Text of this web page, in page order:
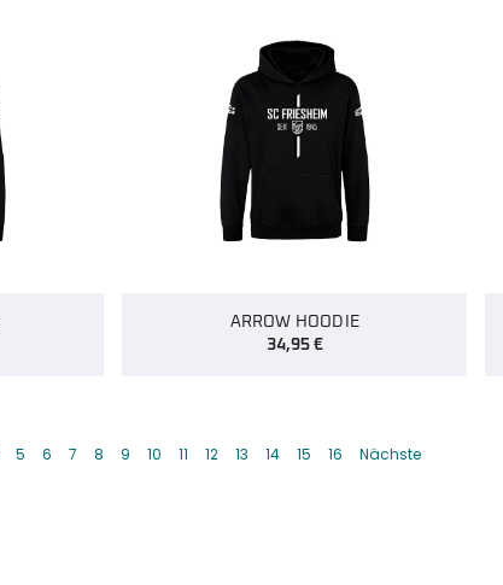
ARROW HOODIE
34,95 €
5 6 7 8 9 10 11 12 13 14 15 16 Nächste